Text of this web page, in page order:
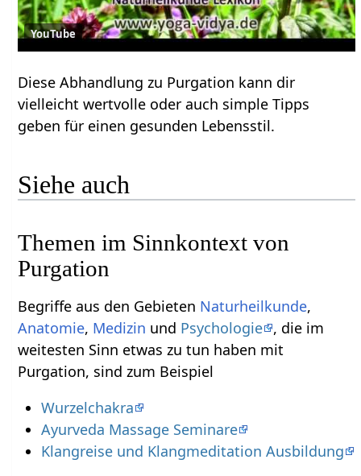
YouTube
Diese Abhandlung zu Purgation kann dir
vielleicht wertvolle oder auch simple Tipps
geben für einen gesunden Lebensstil.
Siehe auch
Themen im Sinnkontext von
Purgation
Begriffe aus den Gebieten Naturheilkunde,
Anatomie, Medizin und Psychologie , die im
weitesten Sinn etwas zu tun haben mit
Purgation, sind zum Beispiel
Wurzelchakra
Ayurveda Massage Seminare
Klangreise und Klangmeditation Ausbildung